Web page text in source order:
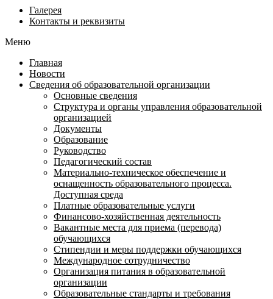
Галерея
Контакты и реквизиты
Меню
Главная
Новости
Сведения об образовательной организации
Основные сведения
Структура и органы управления образовательной
организацией
Документы
Образование
Руководство
Педагогический состав
Материально-техническое обеспечение и
оснащенность образовательного процесса.
Доступная среда
Платные образовательные услуги
Финансово-хозяйственная деятельность
Вакантные места для приема (перевода)
обучающихся
Стипендии и меры поддержки обучающихся
Международное сотрудничество
Организация питания в образовательной
организации
Образовательные стандарты и требования